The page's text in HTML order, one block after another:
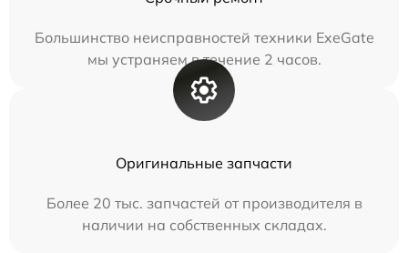
Большинство неисправностей техники ExeGate
мы устраняем в течение 2 часов.
Оригинальные запчасти
Более 20 тыс. запчастей от производителя в
наличии на собственных складах.